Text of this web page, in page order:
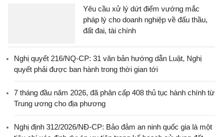
Yêu cầu xử lý dứt điểm vướng mắc
pháp lý cho doanh nghiệp về đấu thầu,
đất đai, tài chính
Nghị quyết 216/NQ-CP: 31 văn bản hướng dẫn Luật, Nghị
quyết phải được ban hành trong thời gian tới
7 tháng đầu năm 2026, đã phân cấp 408 thủ tục hành chính từ
Trung ương cho địa phương
Nghị định 312/2026/NĐ-CP: Bảo đảm an ninh quốc gia là một